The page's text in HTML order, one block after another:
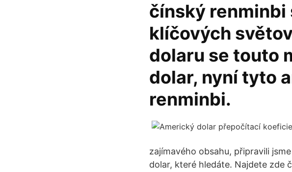
čínský renminbi
klíčových
dolaru se touto
dolar, nyní tyto
renminbi.
zajímavého obsahu, připravili
dolar, které hledáte. Najdete zde